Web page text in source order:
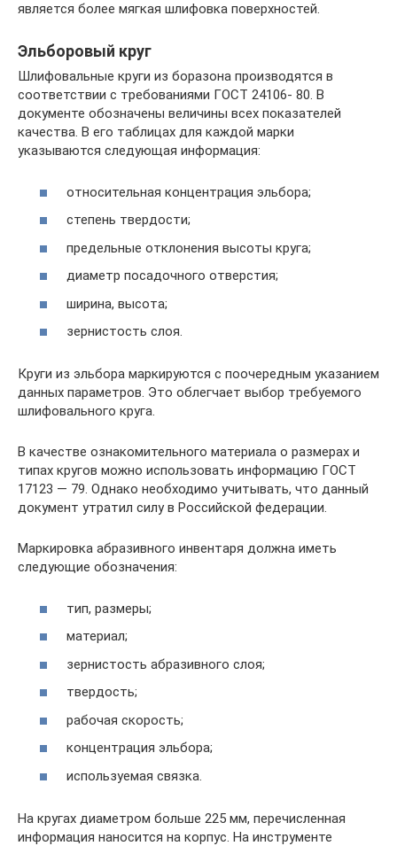
является более мягкая шлифовка поверхностей.
Эльборовый круг
Шлифовальные круги из боразона производятся в
соответствии с требованиями ГОСТ 24106- 80. В
документе обозначены величины всех показателей
качества. В его таблицах для каждой марки
указываются следующая информация:
относительная концентрация эльбора;
степень твердости;
предельные отклонения высоты круга;
диаметр посадочного отверстия;
ширина, высота;
зернистость слоя.
Круги из эльбора маркируются с поочередным указанием
данных параметров. Это облегчает выбор требуемого
шлифовального круга.
В качестве ознакомительного материала о размерах и
типах кругов можно использовать информацию ГОСТ
17123 — 79. Однако необходимо учитывать, что данный
документ утратил силу в Российской федерации.
Маркировка абразивного инвентаря должна иметь
следующие обозначения:
тип, размеры;
материал;
зернистость абразивного слоя;
твердость;
рабочая скорость;
концентрация эльбора;
используемая связка.
На кругах диаметром больше 225 мм, перечисленная
информация наносится на корпус. На инструменте